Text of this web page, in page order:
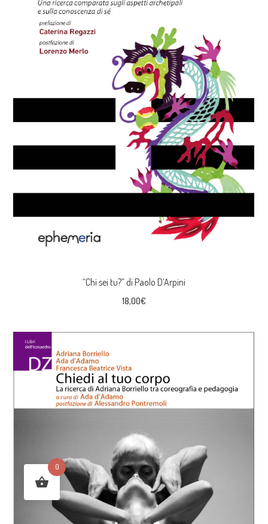
“Chi sei tu?” di Paolo D’Arpini
18,00€
0